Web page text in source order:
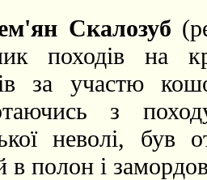
Скалозуб
походів на
за участю
з
неволі, був
в полон і